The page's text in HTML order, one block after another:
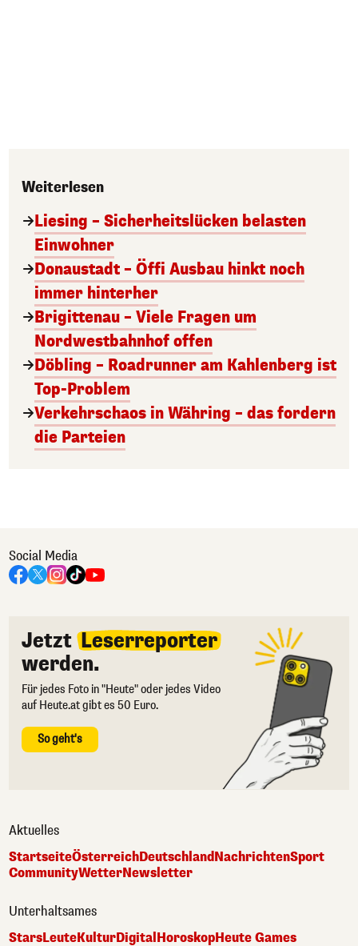
Weiterlesen
Liesing – Sicherheitslücken belasten
Einwohner
Donaustadt – Öffi Ausbau hinkt noch
immer hinterher
Brigittenau – Viele Fragen um
Nordwestbahnhof offen
Döbling – Roadrunner am Kahlenberg ist
Top-Problem
Verkehrschaos in Währing – das fordern
die Parteien
Social Media
Jetzt Leserreporter
werden.
Für jedes Foto in "Heute" oder jedes Video
auf Heute.at gibt es 50 Euro.
So geht's
Aktuelles
StartseiteÖsterreichDeutschlandNachrichtenSport
CommunityWetterNewsletter
Unterhaltsames
StarsLeuteKulturDigitalHoroskopHeute Games